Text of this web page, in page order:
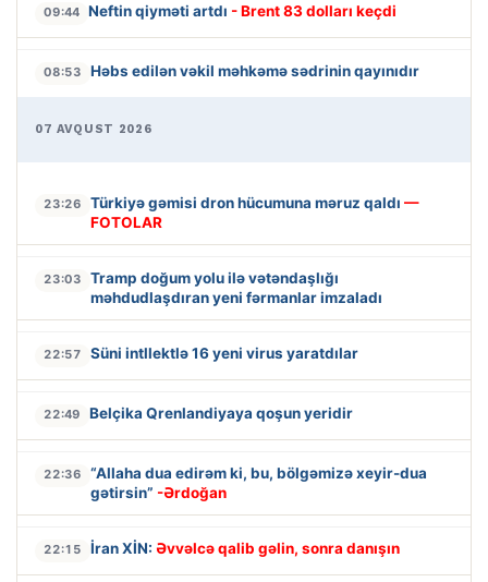
09:44 Neftin qiyməti artdı - Brent 83 dolları keçdi
08:53 Həbs edilən vəkil məhkəmə sədrinin qayınıdır
07 AVQUST 2026
23:26 Türkiyə gəmisi dron hücumuna məruz qaldı —
FOTOLAR
23:03
Tramp doğum yolu ilə vətəndaşlığı
məhdudlaşdıran yeni fərmanlar imzaladı
22:57 Süni intllektlə 16 yeni virus yaratdılar
22:49 Belçika Qrenlandiyaya qoşun yeridir
22:36
“Allaha dua edirəm ki, bu, bölgəmizə xeyir-dua
gətirsin” -Ərdoğan
22:15 İran XİN: Əvvəlcə qalib gəlin, sonra danışın